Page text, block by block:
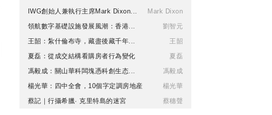
IWG創始人兼執行主席Mark Dixon...
Mark Dixon
領航數字基礎設施發展風潮：香港...
劉智元
王韶：紮什倫布寺，藏盡後藏千年...
王韶
夏磊：從成交結構看購房者行為變化
夏磊
馮毅成：關山華科闆塊憑科創生态...
馮毅成
楊光華：四中全會，10個字定調房地産
楊光華
蔡記｜行攝希臘· 克里特島的迷宮
蔡穗聲